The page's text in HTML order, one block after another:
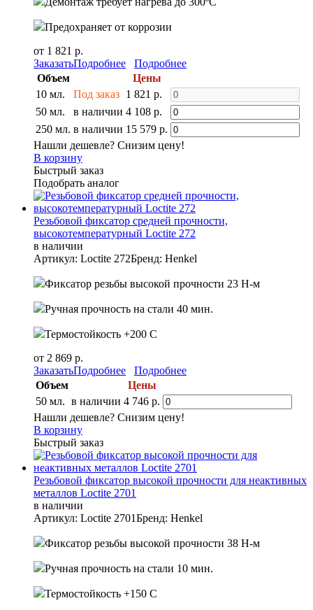
Предохраняет от коррозии
от 1 821 р.
ЗаказатьПодробнее
Подробнее
Объем
Цены
10 мл.
Под заказ 1 821 р.
50 мл.
в наличии 4 108 р.
250 мл. в наличии 15 579 р.
Нашли дешевле? Снизим цену!
В корзину
Быстрый заказ
Подобрать аналог
Резьбовой фиксатор средней прочности,
высокотемпературный Loctite 272
в наличии
Артикул: Loctite 272Бренд: Henkel
Фиксатор резьбы высокой прочности 23 Н-м
Ручная прочность на стали 40 мин.
Термостойкость +200 С
от 2 869 р.
ЗаказатьПодробнее
Подробнее
Объем
Цены
50 мл. в наличии 4 746 р.
Нашли дешевле? Снизим цену!
В корзину
Быстрый заказ
Резьбовой фиксатор высокой прочности для неактивных
металлов Loctite 2701
в наличии
Артикул: Loctite 2701Бренд: Henkel
Фиксатор резьбы высокой прочности 38 Н-м
Ручная прочность на стали 10 мин.
Термостойкость +150 С